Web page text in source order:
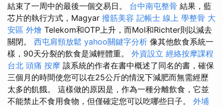
結束了一周中的最後一個交易日。 台中南屯整骨 結果，藍
芯片的執行方式，Magyar 撥筋美容 記帳士 線上 學整骨 大
安區 外燴 Telekom和OTP上升，而Mol和Richter則以減去
關閉。 西屯肩頸放鬆 yahoo關鍵字分析 像其他飲食系統一
樣，90天分裂的飲食是減輕體重。 外資設立 經絡按摩課程
台北 頭痛 按摩 該系統的作者在書中概述了同名的書，確保
三個月的時間使您可以在25公斤的情況下減肥而無需經歷
太多的飢餓。 這樣做的原因是，作為一種分離飲食，它並
不能禁止不食用食物，但僅確定您可以吃哪些日子。 外埔